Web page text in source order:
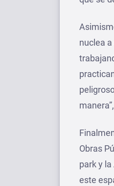
nuclea
Obras
park y
este